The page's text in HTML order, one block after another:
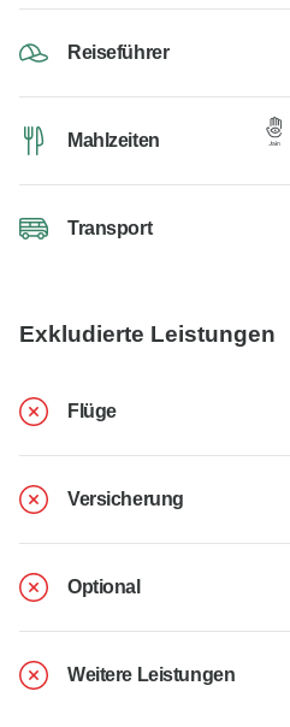
Reiseführer
Mahlzeiten
Transport
Exkludierte Leistungen
Flüge
Versicherung
Optional
Weitere Leistungen